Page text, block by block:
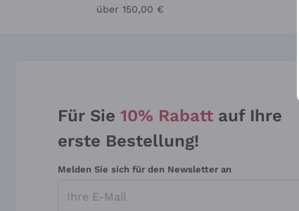
über 150,00 €
Für Sie 10% Rabatt auf Ihre
erste Bestellung!
Melden Sie sich für den Newsletter an